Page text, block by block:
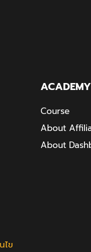
ACADEMY
Course
About
About
ไข